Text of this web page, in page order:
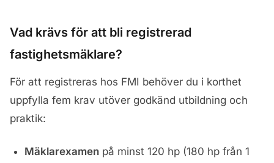
Vad krävs för att bli registrerad
fastighetsmäklare?
För att registreras hos FMI behöver du i korthet
uppfylla fem krav utöver godkänd utbildning och
praktik:
Mäklarexamen på minst 120 hp (180 hp från 1